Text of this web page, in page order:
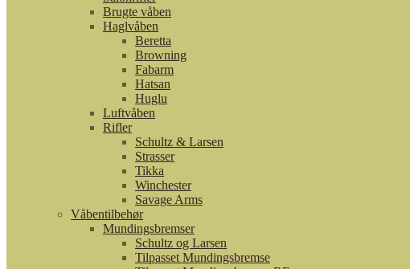
Brugte våben
Haglvåben
Beretta
Browning
Fabarm
Hatsan
Huglu
Luftvåben
Rifler
Schultz & Larsen
Strasser
Tikka
Winchester
Savage Arms
Våbentilbehør
Mundingsbremser
Schultz og Larsen
Tilpasset Mundingsbremse